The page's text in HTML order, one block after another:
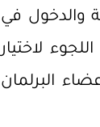
والدخول في
لاختيار
البرلمان